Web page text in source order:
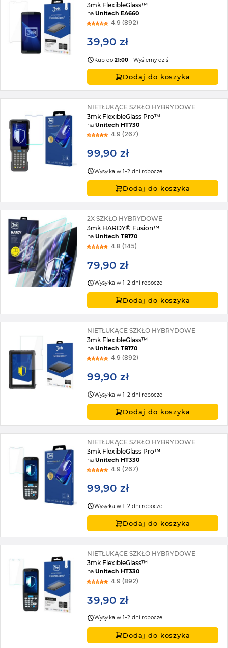
3mk FlexibleGlass™
naUnitech EA660
4.9 (892)
39,90 zł
Kup do21:00 - Wyślemy dziś
Dodaj do koszyka
NIETŁUKĄCE SZKŁO HYBRYDOWE
3mk FlexibleGlass Pro™
naUnitech HT730
4.9 (267)
99,90 zł
Wysyłka w 1–2 dni robocze
Dodaj do koszyka
2X SZKŁO HYBRYDOWE
3mk HARDY® Fusion™
naUnitech TB170
4.8 (145)
79,90 zł
Wysyłka w 1–2 dni robocze
Dodaj do koszyka
NIETŁUKĄCE SZKŁO HYBRYDOWE
3mk FlexibleGlass™
naUnitech TB170
4.9 (892)
99,90 zł
Wysyłka w 1–2 dni robocze
Dodaj do koszyka
NIETŁUKĄCE SZKŁO HYBRYDOWE
3mk FlexibleGlass Pro™
naUnitech HT330
4.9 (267)
99,90 zł
Wysyłka w 1–2 dni robocze
Dodaj do koszyka
NIETŁUKĄCE SZKŁO HYBRYDOWE
3mk FlexibleGlass™
naUnitech HT330
4.9 (892)
39,90 zł
Wysyłka w 1–2 dni robocze
Dodaj do koszyka